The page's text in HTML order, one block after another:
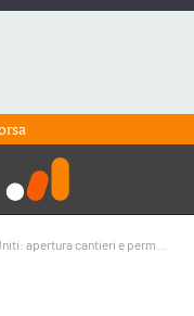
cantieri e permessi superano attese ad aprile